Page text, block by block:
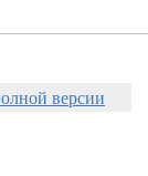
версии